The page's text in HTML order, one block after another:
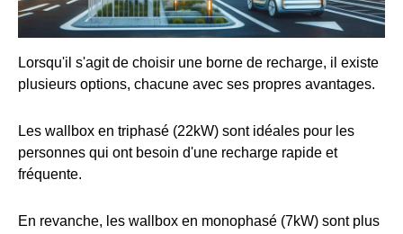
Lorsqu'il s'agit de choisir une borne de recharge, il existe
plusieurs options, chacune avec ses propres avantages.
Les wallbox en triphasé (22kW) sont idéales pour les
personnes qui ont besoin d'une recharge rapide et
fréquente.
En revanche, les wallbox en monophasé (7kW) sont plus